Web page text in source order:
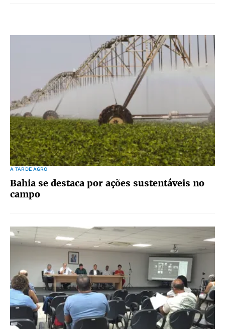
A TARDE AGRO
Bahia se destaca por ações sustentáveis no
campo